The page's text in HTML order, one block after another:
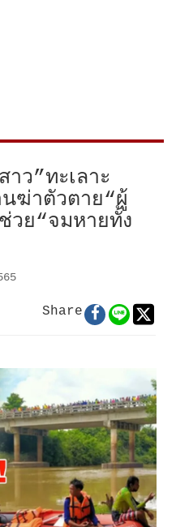
ว”ทะเลาะ
ฆ่าตัวตาย“ผู้
ย“จมหายทั้ง
Share